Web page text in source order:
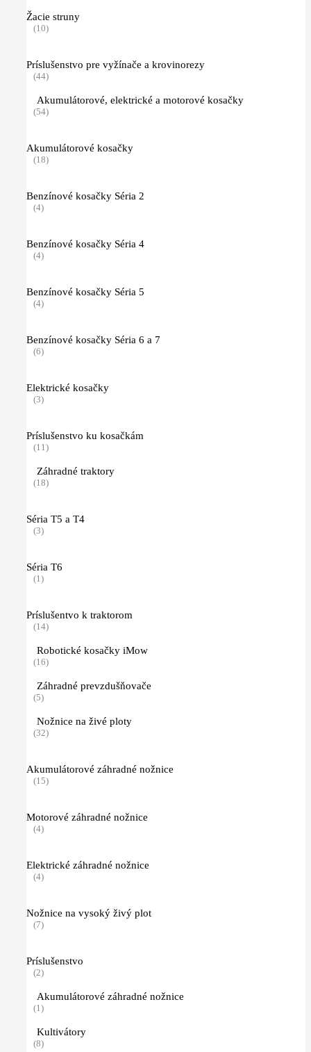
Žacie struny
(10)
Príslušenstvo pre vyžínače a krovinorezy
(44)
Akumulátorové, elektrické a motorové kosačky
(54)
Akumulátorové kosačky
(18)
Benzínové kosačky Séria 2
(4)
Benzínové kosačky Séria 4
(4)
Benzínové kosačky Séria 5
(4)
Benzínové kosačky Séria 6 a 7
(6)
Elektrické kosačky
(3)
Príslušenstvo ku kosačkám
(11)
Záhradné traktory
(18)
Séria T5 a T4
(3)
Séria T6
(1)
Príslušentvo k traktorom
(14)
Robotické kosačky iMow
(16)
Záhradné prevzdušňovače
(5)
Nožnice na živé ploty
(32)
Akumulátorové záhradné nožnice
(15)
Motorové záhradné nožnice
(4)
Elektrické záhradné nožnice
(4)
Nožnice na vysoký živý plot
(7)
Príslušenstvo
(2)
Akumulátorové záhradné nožnice
(1)
Kultivátory
(8)